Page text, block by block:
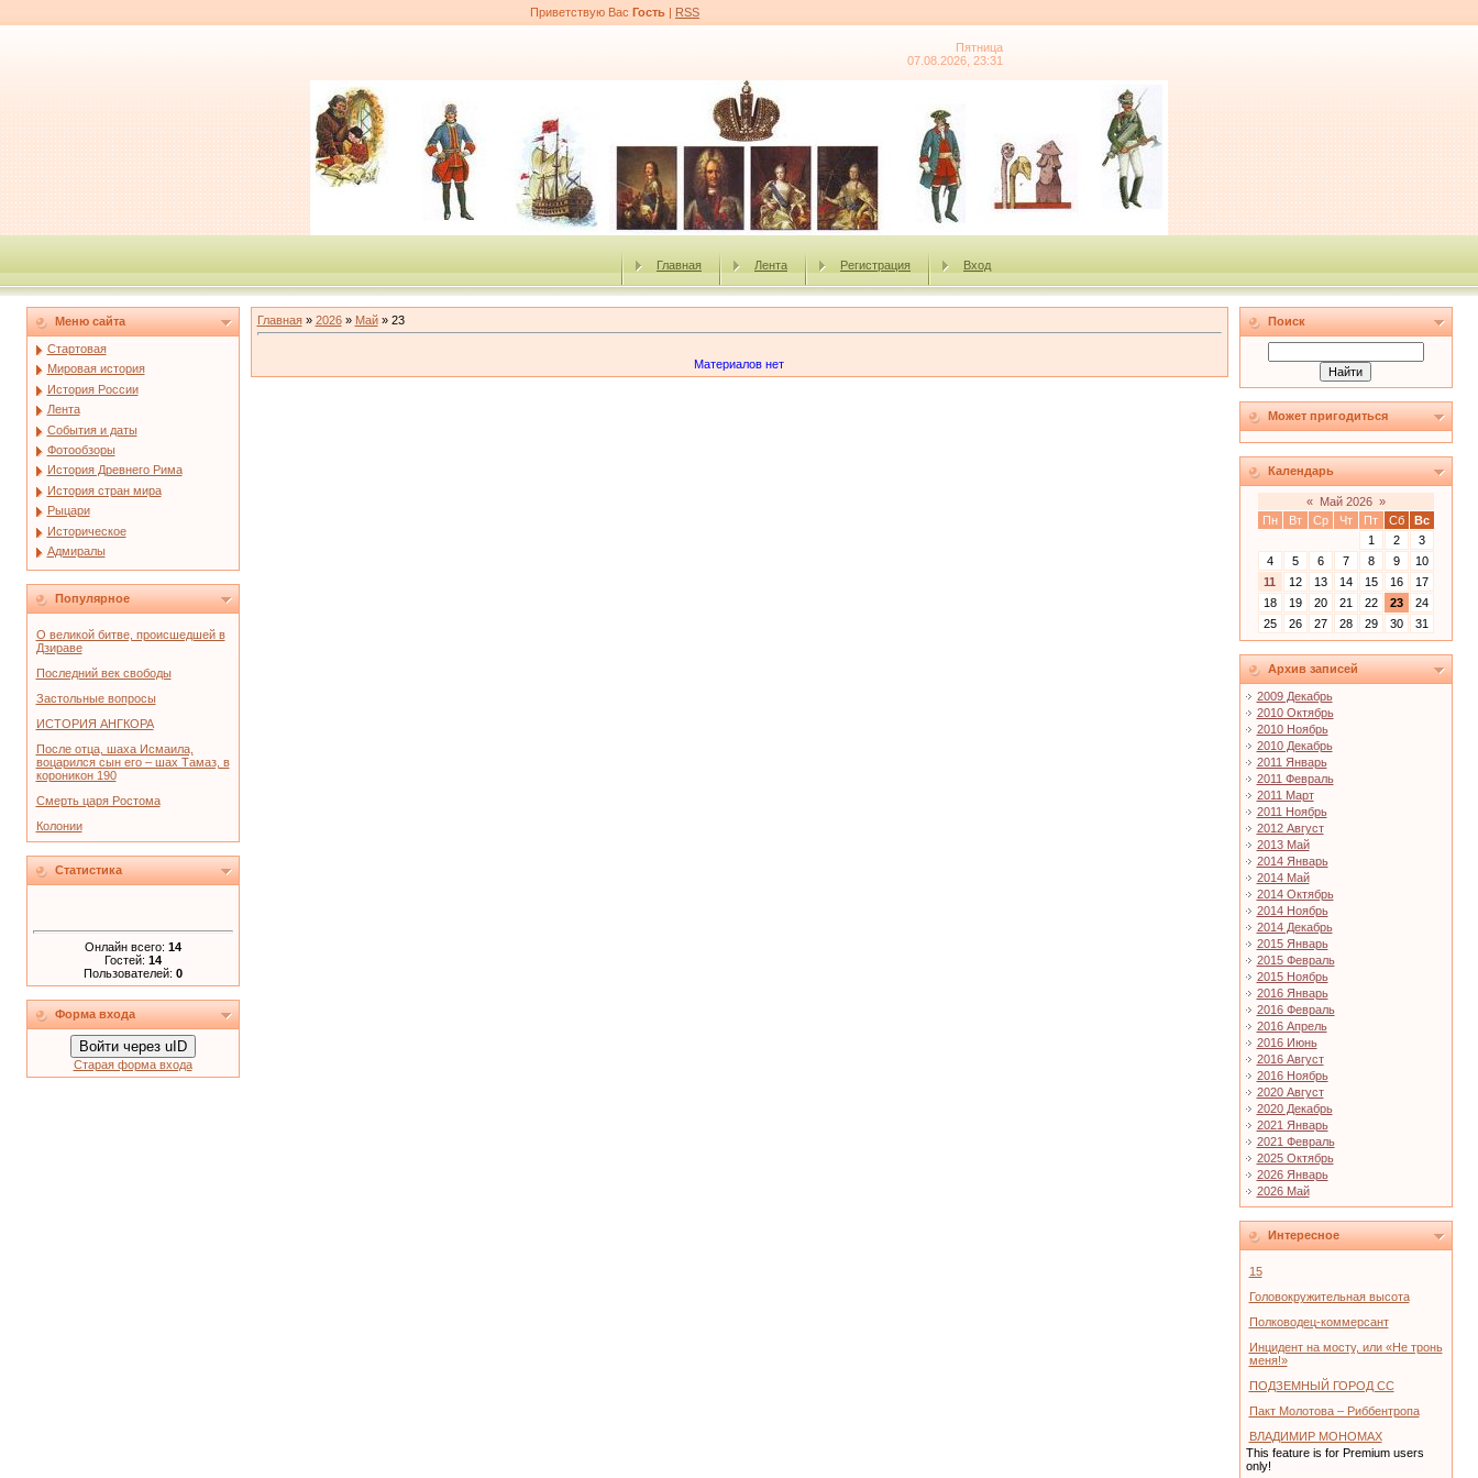
Приветствую Вас Гость | RSS
Пятница
07.08.2026, 23:31
Главная Лента Регистрация Вход
Меню сайта
Стартовая
Мировая история
История России
Лента
События и даты
Фотообзоры
История Древнего Рима
История стран мира
Рыцари
Историческое
Адмиралы
Популярное
О великой битве, происшедшей в
Дзираве
Последний век свободы
Застольные вопросы
ИСТОРИЯ АНГКОРА
После отца, шаха Исмаила,
воцарился сын его – шах Тамаз, в
короникон 190
Смерть царя Ростома
Колонии
Статистика
Онлайн всего: 14
Гостей: 14
Пользователей: 0
Форма входа
Войти через uID
Старая форма входа
Главная» 2026 » Май » 23
Материалов нет
Поиск
Может пригодиться
Календарь
« Май 2026 »
Пн
Вт Ср Чт Пт Сб
Вс
1
2
3
4
5 6 7 8 9
10
11
12 13 14 15 16
17
18
19 20 21 22 23
24
25
26 27 28 29 30 31
Архив записей
2009 Декабрь
2010 Октябрь
2010 Ноябрь
2010 Декабрь
2011 Январь
2011 Февраль
2011 Март
2011 Ноябрь
2012 Август
2013 Май
2014 Январь
2014 Май
2014 Октябрь
2014 Ноябрь
2014 Декабрь
2015 Январь
2015 Февраль
2015 Ноябрь
2016 Январь
2016 Февраль
2016 Апрель
2016 Июнь
2016 Август
2016 Ноябрь
2020 Август
2020 Декабрь
2021 Январь
2021 Февраль
2025 Октябрь
2026 Январь
2026 Май
Интересное
15
Головокружительная высота
Полководец-коммерсант
Инцидент на мосту, или «Не тронь
меня!»
ПОДЗЕМНЫЙ ГОРОД СС
Пакт Молотова – Риббентропа
ВЛАДИМИР МОНОМАХ
This feature is for Premium users
only!